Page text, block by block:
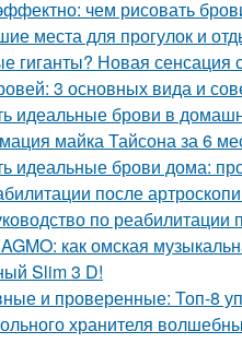
чем рисовать
места для прогулок и
гиганты? Новая сенсация
3 основных вида и
идеальные брови в
майка Тайсона за 6
идеальные брови дома:
после
по реабилитации
как омская
Slim 3 D!
и проверенные: Топ-8
хранителя